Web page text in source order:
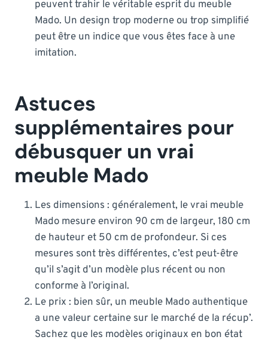
peuvent trahir le véritable esprit du meuble
Mado. Un design trop moderne ou trop simplifié
peut être un indice que vous êtes face à une
imitation.
Astuces
supplémentaires pour
débusquer un vrai
meuble Mado
Les dimensions : généralement, le vrai meuble
Mado mesure environ 90 cm de largeur, 180 cm
de hauteur et 50 cm de profondeur. Si ces
mesures sont très différentes, c’est peut-être
qu’il s’agit d’un modèle plus récent ou non
conforme à l’original.
Le prix : bien sûr, un meuble Mado authentique
a une valeur certaine sur le marché de la récup’.
Sachez que les modèles originaux en bon état